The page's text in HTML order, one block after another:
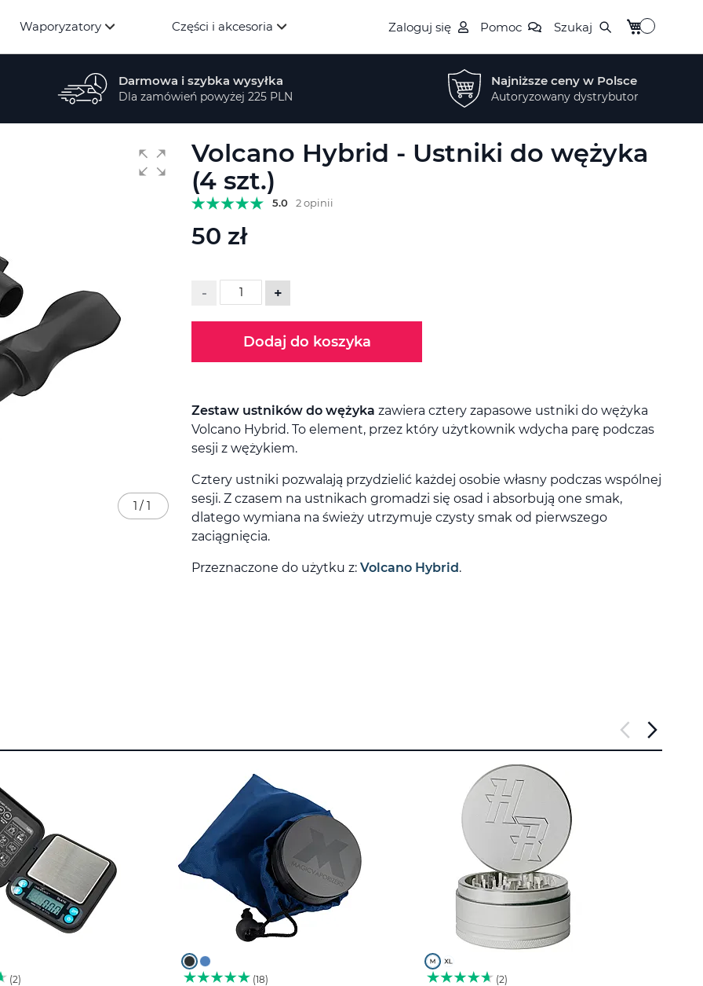
Waporyzatory Części i akcesoria Zaloguj się Pomoc Szukaj Mój koszyk
Darmowa i szybka wysyłka
Dla zamówień powyżej 225 PLN
Najniższe ceny w Polsce
Autoryzowany dystrybutor
Volcano Hybrid - Ustniki do wężyka
(4 szt.)
5.0 2 opinii
50 zł
- +
Dodaj do koszyka
Zestaw ustników do wężyka zawiera cztery zapasowe ustniki do wężyka
Volcano Hybrid. To element, przez który użytkownik wdycha parę podczas
sesji z wężykiem.
Cztery ustniki pozwalają przydzielić każdej osobie własny podczas wspólnej
sesji. Z czasem na ustnikach gromadzi się osad i absorbują one smak,
dlatego wymiana na świeży utrzymuje czysty smak od pierwszego
zaciągnięcia.
Przeznaczone do użytku z: Volcano Hybrid .
1 / 1
2 18 2